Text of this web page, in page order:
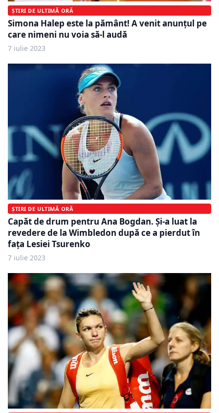
ȘTIRI DE ULTIMĂ ORĂ
Simona Halep este la pământ! A venit anunțul pe
care nimeni nu voia să-l audă
7 iulie 2023
ȘTIRI DE ULTIMĂ ORĂ
Capăt de drum pentru Ana Bogdan. Și-a luat la
revedere de la Wimbledon după ce a pierdut în
fața Lesiei Tsurenko
7 iulie 2023